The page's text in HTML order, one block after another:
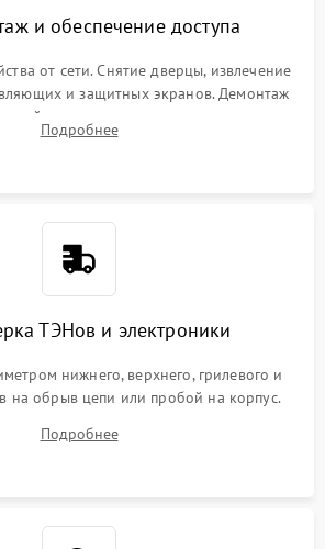
и обеспечение доступа
от сети. Снятие дверцы, извлечение
и защитных экранов. Демонтаж
панели для прямого доступа к
элементам, плате и вентиляторам.
Подробнее
ТЭНов и электроники
нижнего, верхнего, грилевого и
на обрыв цепи или пробой на корпус.
датчиков температуры,
режимов и мотора конвекции.
Подробнее